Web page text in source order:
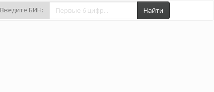
Введите БИН: Найти